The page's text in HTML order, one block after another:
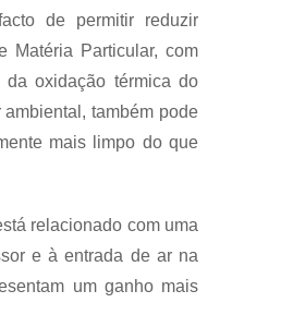
de permitir reduzir
Matéria Particular, com
oxidação térmica do
também pode
mais limpo do que
relacionado com uma
e à entrada de ar na
um ganho mais